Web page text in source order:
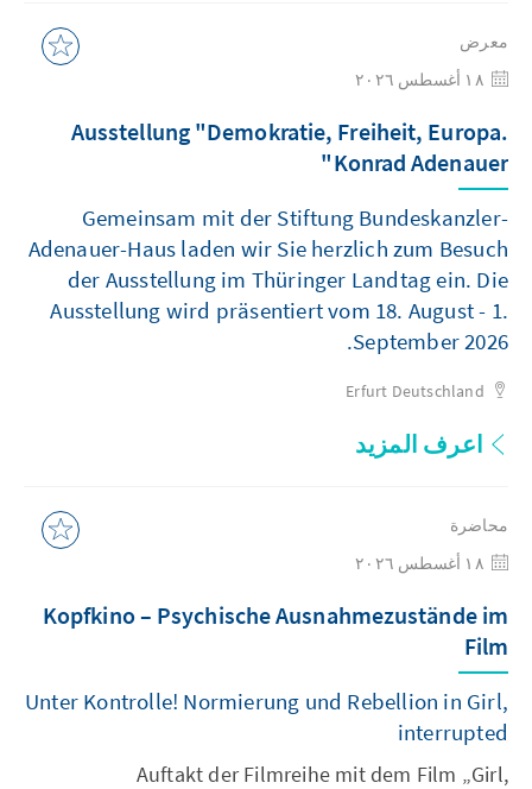
معرض
Ausstellung "Demokratie, Freiheit, Europa.
Konrad Adenauer"
Gemeinsam mit der Stiftung Bundeskanzler-
Adenauer-Haus laden wir Sie herzlich zum Besuch
der Ausstellung im Thüringer Landtag ein. Die
Ausstellung wird präsentiert vom 18. August - 1.
September 2026.
Erfurt Deutschland
اعرف المزيد
محاضرة
Kopfkino – Psychische Ausnahmezustände im
Film
Unter Kontrolle! Normierung und Rebellion in Girl,
interrupted
Auftakt der Filmreihe mit dem Film „Girl,